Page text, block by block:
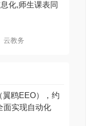
化,师生课表同
云教务
翼鸥EEO），约
面实现自动化